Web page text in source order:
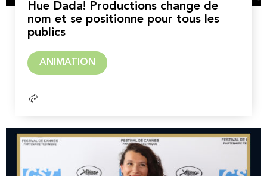
Hue Dada! Productions change de
nom et se positionne pour tous les
publics
ANIMATION